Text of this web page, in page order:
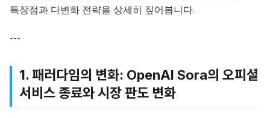
특장점과 다변화 전략을 상세히 짚어봅니다.
---
1. 패러다임의 변화: OpenAI Sora의 오피셜
서비스 종료와 시장 판도 변화